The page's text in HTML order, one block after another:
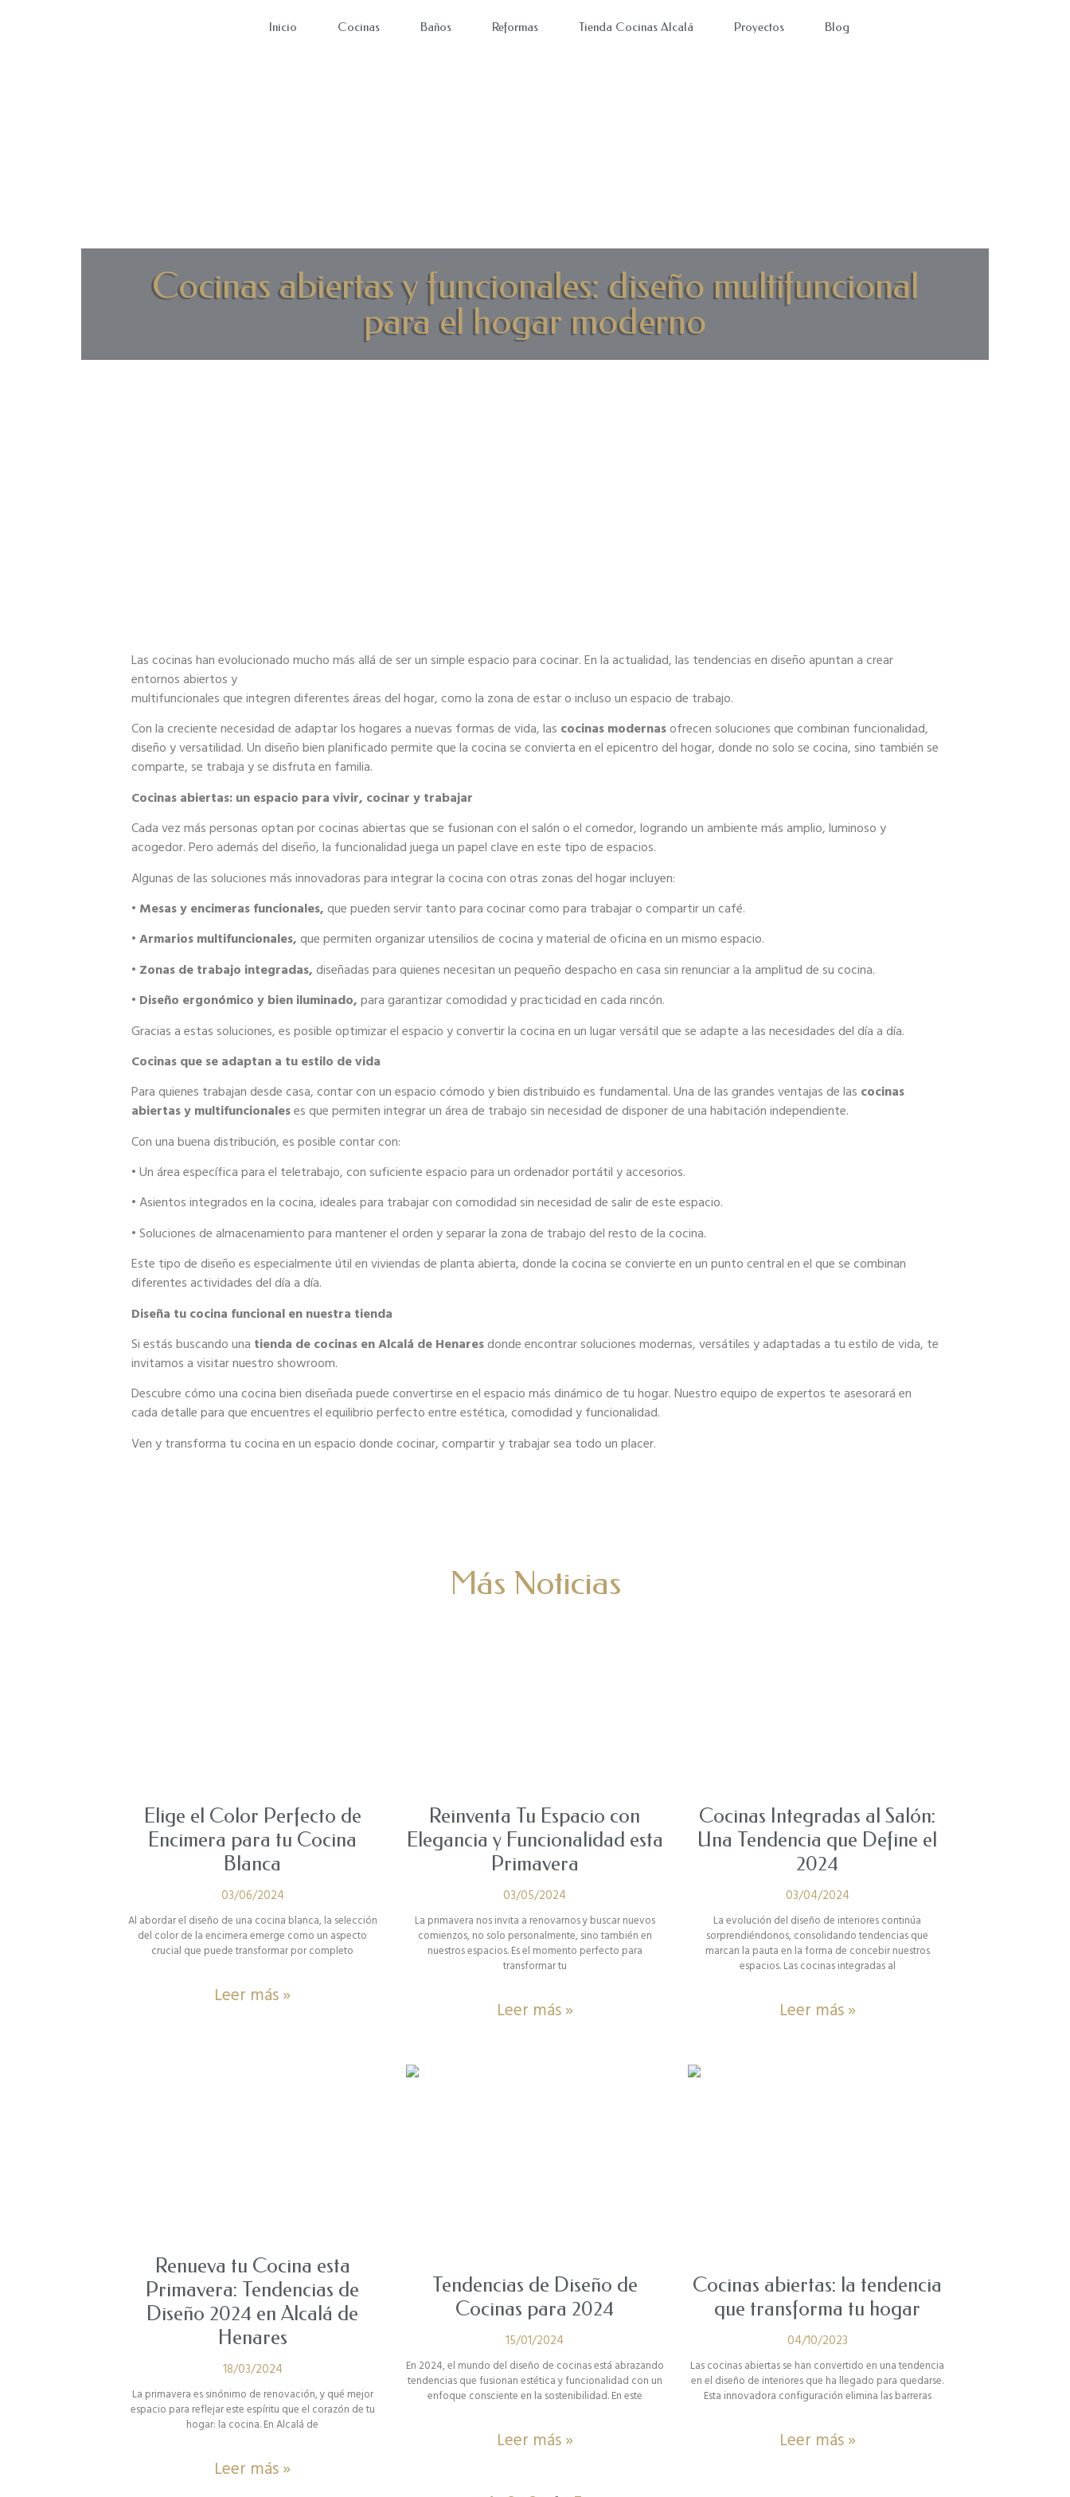
Inicio Cocinas Baños Reformas Tienda Cocinas Alcalá Proyectos Blog
Cocinas abiertas y funcionales: diseño multifuncional
para el hogar moderno
Las cocinas han evolucionado mucho más allá de ser un simple espacio para cocinar. En la actualidad, las tendencias en diseño apuntan a crear
entornos abiertos y
multifuncionales que integren diferentes áreas del hogar, como la zona de estar o incluso un espacio de trabajo.
Con la creciente necesidad de adaptar los hogares a nuevas formas de vida, las cocinas modernasofrecen soluciones que combinan funcionalidad,
diseño y versatilidad. Un diseño bien planificado permite que la cocina se convierta en el epicentro del hogar, donde no solo se cocina, sino también se
comparte, se trabaja y se disfruta en familia.
Cocinas abiertas: un espacio para vivir, cocinar y trabajar
Cada vez más personas optan por cocinas abiertas que se fusionan con el salón o el comedor, logrando un ambiente más amplio, luminoso y
acogedor. Pero además del diseño, la funcionalidad juega un papel clave en este tipo de espacios.
Algunas de las soluciones más innovadoras para integrar la cocina con otras zonas del hogar incluyen:
• Mesas y encimeras funcionales, que pueden servir tanto para cocinar como para trabajar o compartir un café.
• Armarios multifuncionales, que permiten organizar utensilios de cocina y material de oficina en un mismo espacio.
• Zonas de trabajo integradas, diseñadas para quienes necesitan un pequeño despacho en casa sin renunciar a la amplitud de su cocina.
• Diseño ergonómico y bien iluminado, para garantizar comodidad y practicidad en cada rincón.
Gracias a estas soluciones, es posible optimizar el espacio y convertir la cocina en un lugar versátil que se adapte a las necesidades del día a día.
Cocinas que se adaptan a tu estilo de vida
Para quienes trabajan desde casa, contar con un espacio cómodo y bien distribuido es fundamental. Una de las grandes ventajas de las cocinas
abiertas y multifuncionaleses que permiten integrar un área de trabajo sin necesidad de disponer de una habitación independiente.
Con una buena distribución, es posible contar con:
• Un área específica para el teletrabajo, con suficiente espacio para un ordenador portátil y accesorios.
• Asientos integrados en la cocina, ideales para trabajar con comodidad sin necesidad de salir de este espacio.
• Soluciones de almacenamiento para mantener el orden y separar la zona de trabajo del resto de la cocina.
Este tipo de diseño es especialmente útil en viviendas de planta abierta, donde la cocina se convierte en un punto central en el que se combinan
diferentes actividades del día a día.
Diseña tu cocina funcional en nuestra tienda
Si estás buscando una tienda de cocinas en Alcalá de Henaresdonde encontrar soluciones modernas, versátiles y adaptadas a tu estilo de vida, te
invitamos a visitar nuestro showroom.
Descubre cómo una cocina bien diseñada puede convertirse en el espacio más dinámico de tu hogar. Nuestro equipo de expertos te asesorará en
cada detalle para que encuentres el equilibrio perfecto entre estética, comodidad y funcionalidad.
Ven y transforma tu cocina en un espacio donde cocinar, compartir y trabajar sea todo un placer.
Más Noticias
Elige el Color Perfecto de
Encimera para tu Cocina
Blanca
03/06/2024
Al abordar el diseño de una cocina blanca, la selección
del color de la encimera emerge como un aspecto
crucial que puede transformar por completo
Leer más »
Reinventa Tu Espacio con
Elegancia y Funcionalidad esta
Primavera
03/05/2024
La primavera nos invita a renovarnos y buscar nuevos
comienzos, no solo personalmente, sino también en
nuestros espacios. Es el momento perfecto para
transformar tu
Leer más »
Cocinas Integradas al Salón:
Una Tendencia que Define el
2024
03/04/2024
La evolución del diseño de interiores continúa
sorprendiéndonos, consolidando tendencias que
marcan la pauta en la forma de concebir nuestros
espacios. Las cocinas integradas al
Leer más »
Renueva tu Cocina esta
Primavera: Tendencias de
Diseño 2024 en Alcalá de
Henares
18/03/2024
La primavera es sinónimo de renovación, y qué mejor
espacio para reflejar este espíritu que el corazón de tu
hogar: la cocina. En Alcalá de
Leer más »
Tendencias de Diseño de
Cocinas para 2024
15/01/2024
En 2024, el mundo del diseño de cocinas está abrazando
tendencias que fusionan estética y funcionalidad con un
enfoque consciente en la sostenibilidad. En este
Leer más »
Cocinas abiertas: la tendencia
que transforma tu hogar
04/10/2023
Las cocinas abiertas se han convertido en una tendencia
en el diseño de interiores que ha llegado para quedarse.
Esta innovadora configuración elimina las barreras
Leer más »